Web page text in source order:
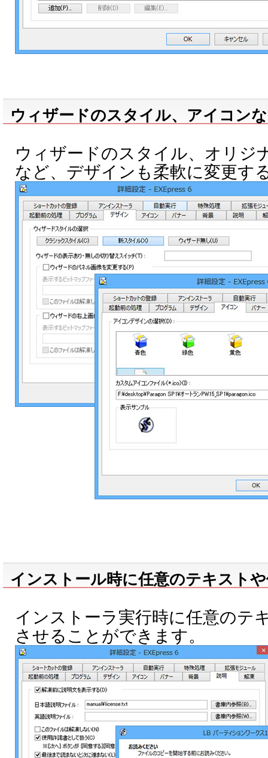
ウィザードのスタイル、アイコン
ウィザードのスタイル、オリジ
など、デザインも柔軟に変更す
インストール時に任意のテキスト
インストーラ実行時に任意のテ
させることができます。